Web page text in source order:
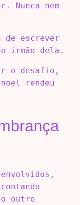
Nunca nem
escrever
irmão dela.
o desafio,
rendeu
o outro